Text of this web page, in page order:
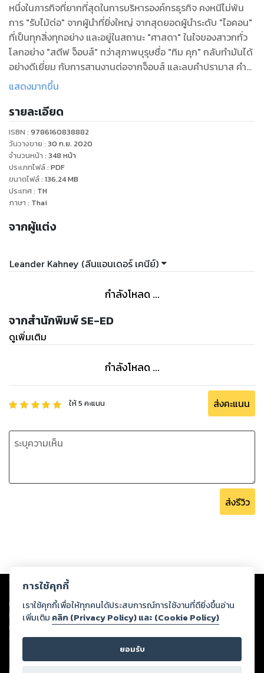
หนึ่งในภารกิจที่ยากที่สุดในการบริหารองค์กรธุรกิจ คงหนีไม่พ้น
การ "รับไม้ต่อ" จากผู้นำที่ยิ่งใหญ่ จากสุดยอดผู้นำระดับ "ไอคอน"
ที่เป็นทุกสิ่งทุกอย่าง และอยู่ในสถานะ "ศาสดา" ในใจของสาวกทั่ว
โลกอย่าง "สตีฟ จ็อบส์" ทว่าสุภาพบุรุษชื่อ "ทิม คุก" กลับทำมันได้
อย่างดีเยี่ยม กับการสานงานต่อจากจ็อบส์ และลบคำปรามาส คำ
สบประมาทจากผู้คนทั่วโลกลงได้อย่างสิ้นเชิง "อย่ายอมอยู่ใต้เงา
ประจักษ์" คือบทเรียนสูงสุดที่ผู้อ่านจะได้รับจากหนังสือ "Tim
Cook" เล่มนี้!
ใครที่เคยบอกว่า...อย่างดีที่สุดสำหรับคุก คือการประคองกอดสุด
ยอดบริษัทแห่งนี้ ให้ฉายแสงอยู่ได้ใต้เงาของศาสดาคนเดิมอย่าง
สตีฟ จ็อบส์ ถึงวันนี้...คงตระหนักแล้วว่าตัวเองคิดผิดไป เพราะคุก
ทำได้ดีกว่านั้น เขาอยู่ "เหนือ" เงาของจ็อบส์ และพาแอปเปิลไปสู่
ออกมาอย่างประณีตทุกถ้อยคำ ด้วยความดื่มดำกับเนื้อหา และ
อาจถึงขั้นซาบซึ้งไปพร้อม ๆ กันเลยทีเดียว
แสดงมากขึ้น
รายละเอียด
ISBN : 9786160838882
วันวางขาย : 30 ก.ย. 2020
จำนวนหน้า : 348 หน้า
ประเภทไฟล์: PDF
ขนาดไฟล์: 136.24MB
ประเทศ: TH
ภาษา : Thai
จากผู้แต่ง
Leander Kahney (ลีนแอนเดอร์ เคนีย์)
กำลังโหลด ...
จากสำนักพิมพ์ SE-ED
ดูเพิ่มเติม
กำลังโหลด ...
ให้5 คะแนน ส่งคะแนน
ส่งรีวิว
Copyright © 2026
ต่อผลงานหรือเนื้อหาใดที่อัปโหลดผ่านเว็บไซต์และปรากฏว่าละเมิดสิทธิใน
ทรัพย์สินทางปัญญาของบุคคลอื่นหรือขัดต่อกฎหมายและศีลธรรม ดังนั้น ผู้อ่าน
ทุกท่านโปรดใช้วิจารณญาณในการกลั่นกรองด้วยตนเอง และหากท่านพบว่าส่วน
หนึ่งส่วนใดขัดต่อกฎหมายและศีลธรรม กรุณาแจ้งมายังบริษัท เพื่อทีมงานจะได้
ดำเนินการในทันที ทั้งนี้ ทางสตอรี่ล็อกขอสงวนลิขสิทธิ์ตามพระราชบัญญัติ
ลิขสิทธิ์ พ.ศ. 2537 (ฉบับล่าสุด)
การใช้คุกกี้
เราใช้คุกกี้เพื่อให้ทุกคนได้ประสบการณ์การใช้งานที่ดียิ่งขึ้นอ่าน
เพิ่มเติม คลิก (Privacy Policy) และ (Cookie Policy)
ยอมรับ